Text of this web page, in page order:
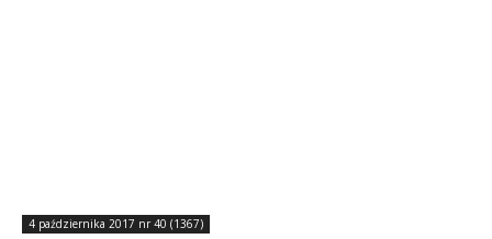
4 października 2017 nr 40 (1367)